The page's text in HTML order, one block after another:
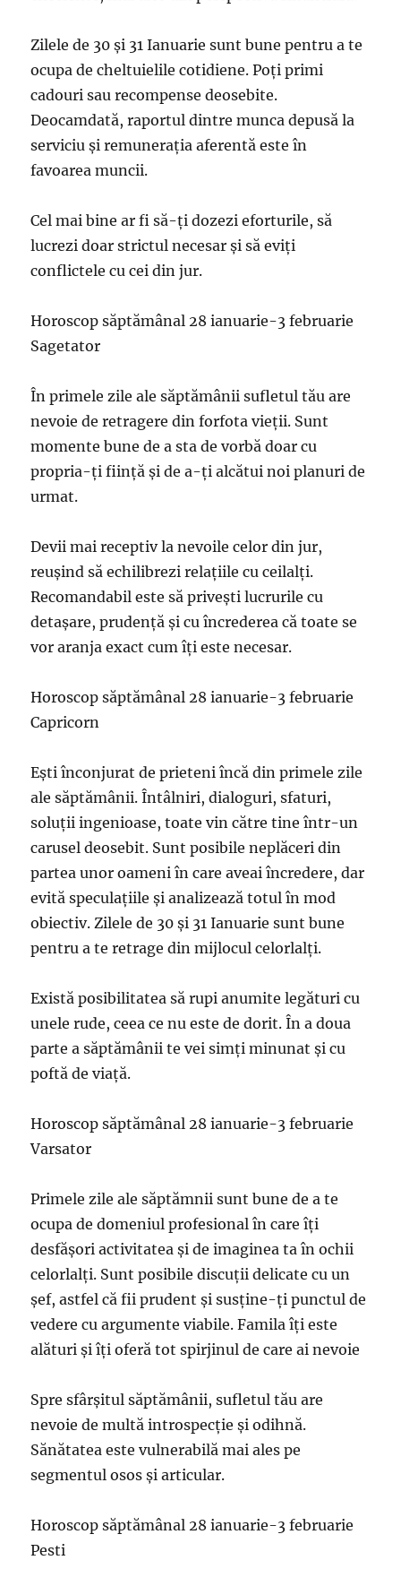
Zilele de 30 şi 31 Ianuarie sunt bune pentru a te
ocupa de cheltuielile cotidiene. Poţi primi
cadouri sau recompense deosebite.
Deocamdată, raportul dintre munca depusă la
serviciu şi remuneraţia aferentă este în
favoarea muncii.
Cel mai bine ar fi să-ţi dozezi eforturile, să
lucrezi doar strictul necesar şi să eviţi
conflictele cu cei din jur.
Horoscop săptămânal 28 ianuarie-3 februarie
Sagetator
În primele zile ale săptămânii sufletul tău are
nevoie de retragere din forfota vieţii. Sunt
momente bune de a sta de vorbă doar cu
propria-ţi fiinţă şi de a-ţi alcătui noi planuri de
urmat.
Devii mai receptiv la nevoile celor din jur,
reuşind să echilibrezi relaţiile cu ceilalţi.
Recomandabil este să priveşti lucrurile cu
detaşare, prudenţă şi cu încrederea că toate se
vor aranja exact cum îţi este necesar.
Horoscop săptămânal 28 ianuarie-3 februarie
Capricorn
Eşti înconjurat de prieteni încă din primele zile
ale săptămânii. Întâlniri, dialoguri, sfaturi,
soluţii ingenioase, toate vin către tine într-un
carusel deosebit. Sunt posibile neplăceri din
partea unor oameni în care aveai încredere, dar
evită speculaţiile şi analizează totul în mod
obiectiv. Zilele de 30 şi 31 Ianuarie sunt bune
pentru a te retrage din mijlocul celorlalţi.
Există posibilitatea să rupi anumite legături cu
unele rude, ceea ce nu este de dorit. În a doua
parte a săptămânii te vei simţi minunat şi cu
poftă de viaţă.
Horoscop săptămânal 28 ianuarie-3 februarie
Varsator
Primele zile ale săptămnii sunt bune de a te
ocupa de domeniul profesional în care îţi
desfăşori activitatea şi de imaginea ta în ochii
celorlalţi. Sunt posibile discuţii delicate cu un
şef, astfel că fii prudent şi susţine-ţi punctul de
vedere cu argumente viabile. Famila îţi este
alături şi îţi oferă tot spirjinul de care ai nevoie
Spre sfârşitul săptămânii, sufletul tău are
nevoie de multă introspecţie şi odihnă.
Sănătatea este vulnerabilă mai ales pe
segmentul osos și articular.
Horoscop săptămânal 28 ianuarie-3 februarie
Pesti